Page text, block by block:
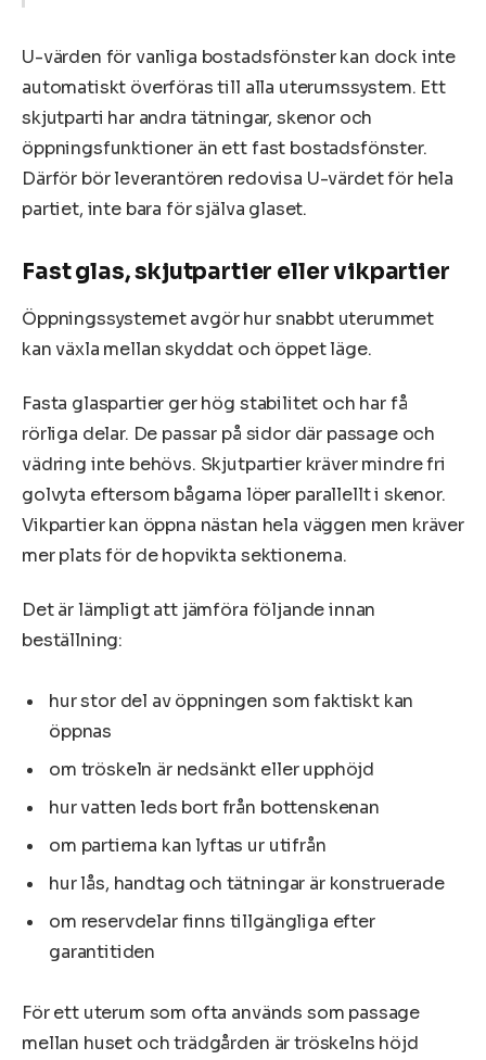
U-värden för vanliga bostadsfönster kan dock inte
automatiskt överföras till alla uterumssystem. Ett
skjutparti har andra tätningar, skenor och
öppningsfunktioner än ett fast bostadsfönster.
Därför bör leverantören redovisa U-värdet för hela
partiet, inte bara för själva glaset.
Fast glas, skjutpartier eller vikpartier
Öppningssystemet avgör hur snabbt uterummet
kan växla mellan skyddat och öppet läge.
Fasta glaspartier ger hög stabilitet och har få
rörliga delar. De passar på sidor där passage och
vädring inte behövs. Skjutpartier kräver mindre fri
golvyta eftersom bågarna löper parallellt i skenor.
Vikpartier kan öppna nästan hela väggen men kräver
mer plats för de hopvikta sektionerna.
Det är lämpligt att jämföra följande innan
beställning:
hur stor del av öppningen som faktiskt kan
öppnas
om tröskeln är nedsänkt eller upphöjd
hur vatten leds bort från bottenskenan
om partierna kan lyftas ur utifrån
hur lås, handtag och tätningar är konstruerade
om reservdelar finns tillgängliga efter
garantitiden
För ett uterum som ofta används som passage
mellan huset och trädgården är tröskelns höjd